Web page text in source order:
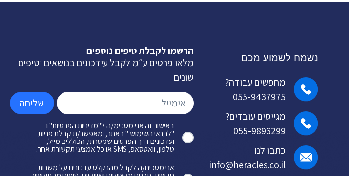
נשמח לשמוע מכם
מחפשים עבודה?
055-9437975
מגייסים עובדים?
055-9896299
כתבו לנו
info@heracles.co.il
הרשמו לקבלת טיפים נוספים
מלאו פרטים ע״מ לקבל עידכונים בנושאים וטיפים
שונים
באישור זה אני מסכימ/ה ל"מדיניות הפרטיות"ו-
"לתנאי השימוש "באתר, ומאפשר/ת קבלת פניות
ועדכונים דרך הפרטים שמסרתי, הכוללים מייל,
טלפון, וואטסאפ, SMS או כל אמצעי תקשורת אחר.
אני מסכים/ה לקבל מהרקלס עדכונים על משרות
שליחה